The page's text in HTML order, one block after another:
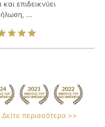
επιδεικνύει
...
Δείτε περισσότερα >>